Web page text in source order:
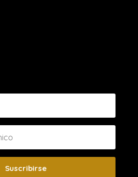
Suscribirse